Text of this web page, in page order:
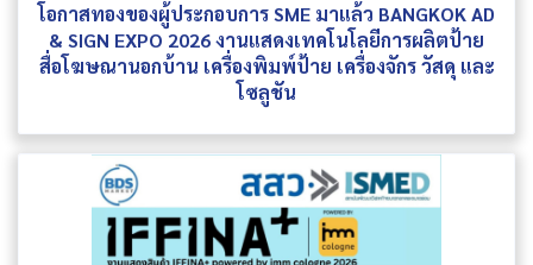
โอกาสทองของผู้ประกอบการ SME มาแล้ว BANGKOK AD
& SIGN EXPO 2026 งานแสดงเทคโนโลยีการผลิตป้าย
สื่อโฆษณานอกบ้าน เครื่องพิมพ์ป้าย เครื่องจักร วัสดุ และ
โซลูชัน